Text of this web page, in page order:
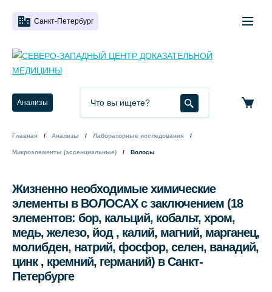
Санкт-Петербург
Анализы
Главная Анализы Лабораторные исследования
Микроэлементы (эссенциальные) Волосы
Жизненно необходимые химические
элементы в ВОЛОСАХ с заключением (18
элементов: бор, кальций, кобальт, хром,
медь, железо, йод , калий, магний, марганец,
молибден, натрий, фосфор, селен, ванадий,
цинк , кремний, германий) в Санкт-
Петербурге